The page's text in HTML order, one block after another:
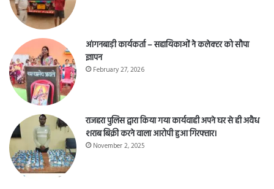
आंगनबाड़ी कार्यकर्ता – सहायिकाओं नेे कलेक्टर को सौपा
ज्ञापन
February 27, 2026
राजहरा पुलिस द्वारा किया गया कार्यवाही अपने घर से ही अवैध
शराब बिक्री करने वाला आरोपी हुआ गिरफ्तार।
November 2, 2025